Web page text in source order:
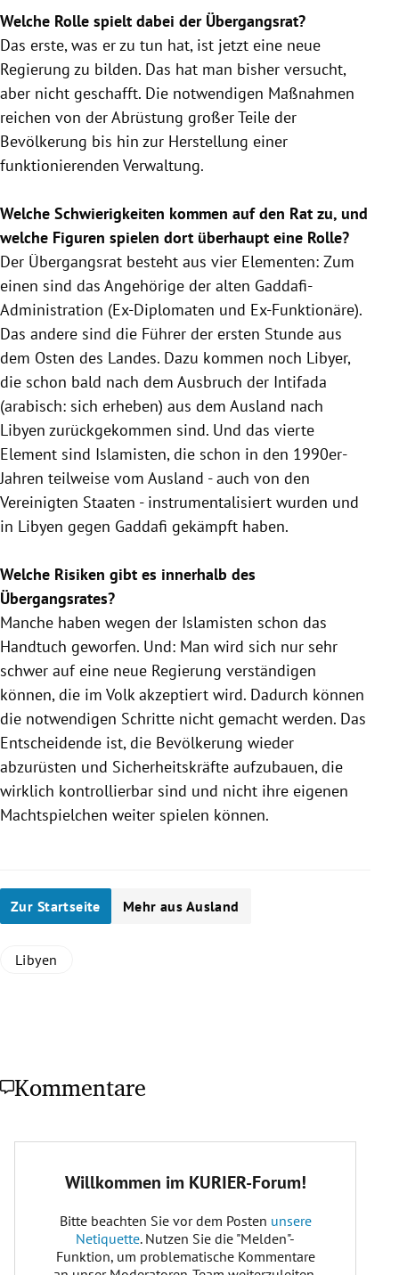
Welche Rolle spielt dabei der Übergangsrat?
Das erste, was er zu tun hat, ist jetzt eine neue
Regierung zu bilden. Das hat man bisher versucht,
aber nicht geschafft. Die notwendigen Maßnahmen
reichen von derAbrüstung großer Teile der
Bevölkerung bis hin zur Herstellung einer
funktionierenden Verwaltung.
Welche Schwierigkeiten kommen auf den Rat zu, und
welche Figuren spielen dort überhaupt eine Rolle?
Der Übergangsrat besteht aus vier Elementen: Zum
einen sind das Angehörige der alten Gaddafi-
Administration (Ex-Diplomaten und Ex-Funktionäre).
Das andere sind die Führer der ersten Stunde aus
dem Osten des Landes. Dazu kommen noch Libyer,
die schon bald nach dem Ausbruch der Intifada
(arabisch: sich erheben) aus dem Ausland nach
Libyen zurückgekommen sind. Und das vierte
Element sind Islamisten, die schon in den 1990er-
Jahren teilweise vom Ausland - auch von den
Vereinigten Staaten - instrumentalisiert wurden und
in Libyen gegen Gaddafi gekämpft haben.
Welche Risiken gibt es innerhalb des
Übergangsrates?
Manche haben wegen der Islamisten schon das
Handtuch geworfen. Und: Man wird sich nur sehr
schwer auf eine neue Regierung verständigen
können, die im Volk akzeptiert wird. Dadurch können
die notwendigen Schritte nicht gemacht werden. Das
Entscheidende ist, die Bevölkerung wieder
abzurüsten und Sicherheitskräfte aufzubauen, die
wirklich kontrollierbar sind und nicht ihre eigenen
Machtspielchen weiter spielen können.
Zur Startseite Mehr aus Ausland
Libyen
Kommentare